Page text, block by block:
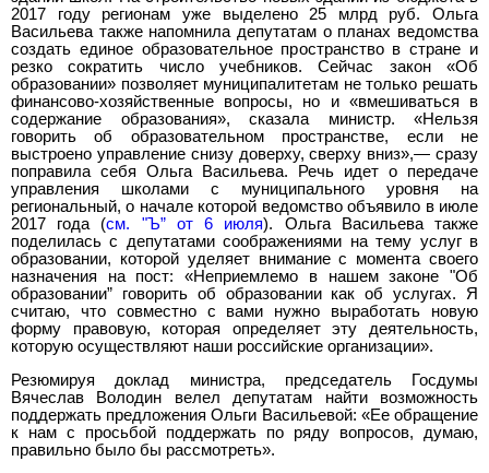
2017 году регионам уже выделено 25 млрд руб. Ольга
Васильева также напомнила депутатам о планах ведомства
создать единое образовательное пространство в стране и
резко сократить число учебников. Сейчас закон «Об
образовании» позволяет муниципалитетам не только решать
финансово-хозяйственные вопросы, но и «вмешиваться в
содержание образования», сказала министр. «Нельзя
говорить об образовательном пространстве, если не
выстроено управление снизу доверху, сверху вниз»,— сразу
поправила себя Ольга Васильева. Речь идет о передаче
управления школами с муниципального уровня на
региональный, о начале которой ведомство объявило в июле
2017 года (см. "Ъ” от 6 июля). Ольга Васильева также
поделилась с депутатами соображениями на тему услуг в
образовании, которой уделяет внимание с момента своего
назначения на пост: «Неприемлемо в нашем законе "Об
образовании” говорить об образовании как об услугах. Я
считаю, что совместно с вами нужно выработать новую
форму правовую, которая определяет эту деятельность,
которую осуществляют наши российские организации».
Резюмируя доклад министра, председатель Госдумы
Вячеслав Володин велел депутатам найти возможность
поддержать предложения Ольги Васильевой: «Ее обращение
к нам с просьбой поддержать по ряду вопросов, думаю,
правильно было бы рассмотреть».